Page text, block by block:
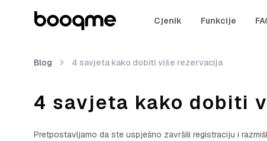
Cjenik Funkcije
Blog 4 savjeta kako dobiti više rezervacija
4 savjeta kako dobiti
Pretpostavljamo da ste uspješno završili registraciju i